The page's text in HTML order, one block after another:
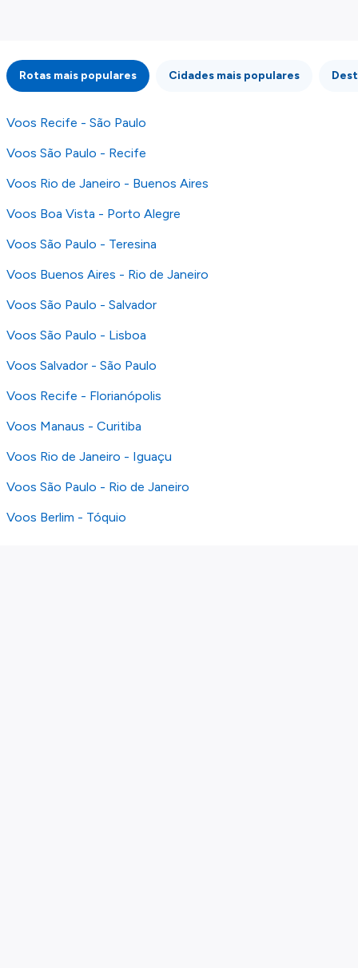
integridade ou pela precisão da informação
publicada, por isso verifique com atenção todas
as condições no website do parceiro antes de
os nossos Termos e Condições
Rotas mais populares Cidades mais populares
Voos Recife - São Paulo
Voos São Paulo - Recife
Voos Rio de Janeiro - Buenos Aires
Voos Boa Vista - Porto Alegre
Voos São Paulo - Teresina
Voos Buenos Aires - Rio de Janeiro
Voos São Paulo - Salvador
Voos São Paulo - Lisboa
Voos Salvador - São Paulo
Voos Recife - Florianópolis
Voos Manaus - Curitiba
Voos Rio de Janeiro - Iguaçu
Voos São Paulo - Rio de Janeiro
Voos Berlim - Tóquio